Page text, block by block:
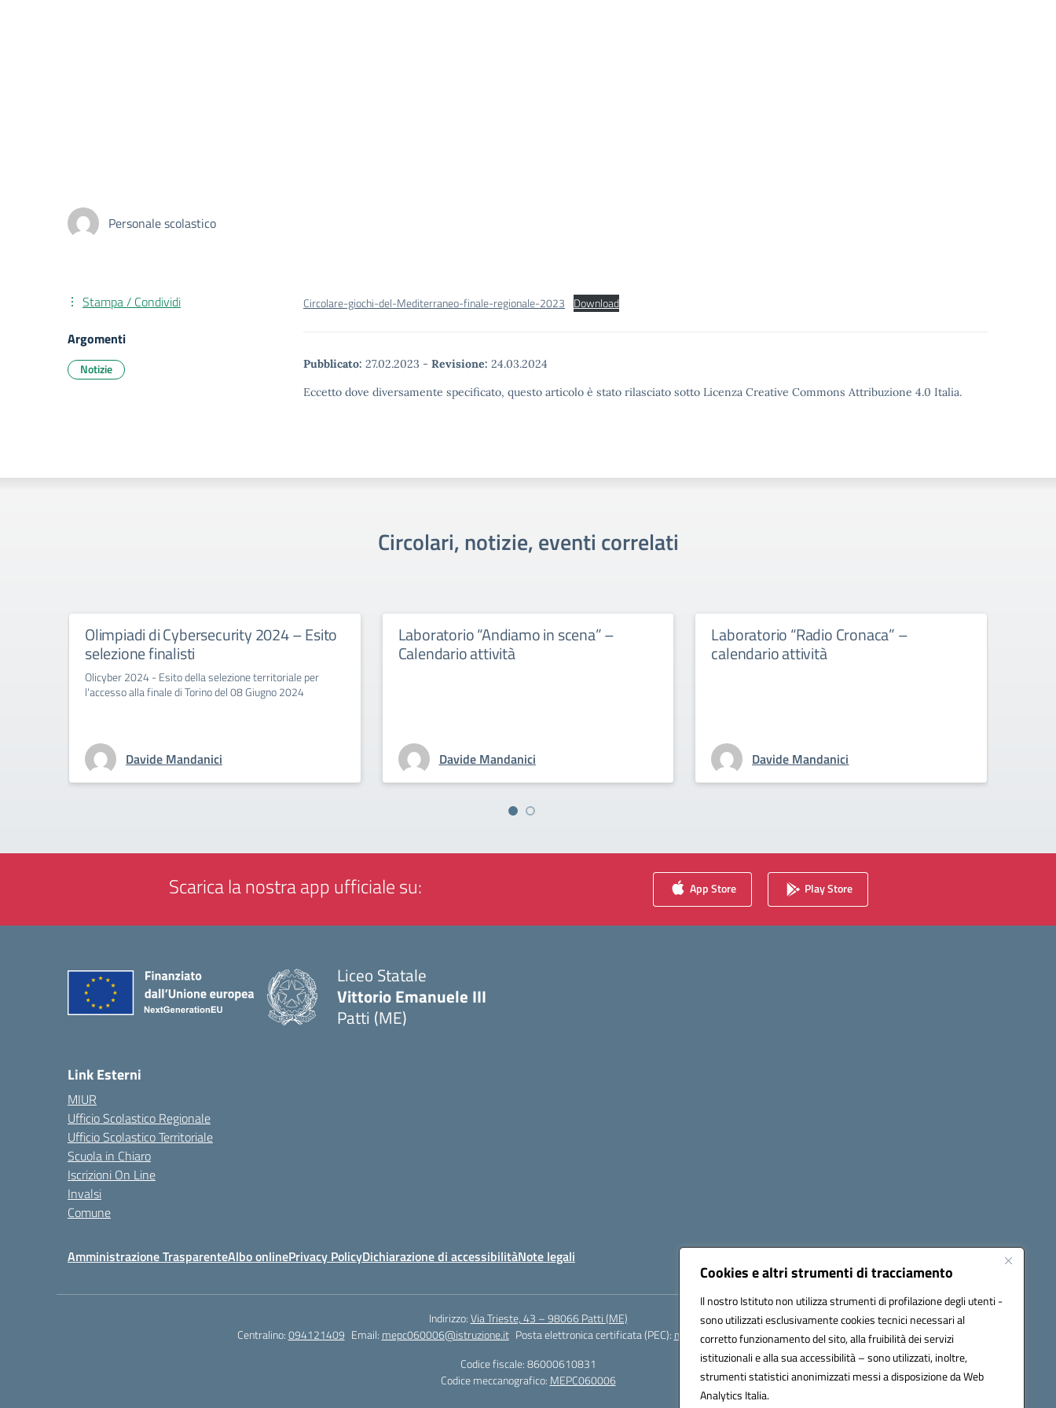
Cookies e altri strumenti di tracciamento
Il nostro Istituto non utilizza strumenti di profilazione degli utenti -
sono utilizzati esclusivamente cookies tecnici necessari al
corretto funzionamento del sito, alla fruibilità dei servizi
istituzionali e alla sua accessibilità – sono utilizzati, inoltre,
strumenti statistici anonimizzati messi a disposizione da Web
Analytics Italia.
Personale scolastico
Circolare-giochi-del-Mediterraneo-finale-regionale-2023 Download
Pubblicato: 27.02.2023 - Revisione: 24.03.2024
Eccetto dove diversamente specificato, questo articolo è stato rilasciato sotto Licenza Creative Commons Attribuzione 4.0 Italia.
Stampa / Condividi
Argomenti
Notizie
Circolari, notizie, eventi correlati
Olimpiadi di Cybersecurity 2024 – Esito
selezione finalisti
Olicyber 2024 - Esito della selezione territoriale per
l'accesso alla finale di Torino del 08 Giugno 2024
Davide Mandanici
Laboratorio “Andiamo in scena” –
Calendario attività
Davide Mandanici
Laboratorio “Radio Cronaca” –
calendario attività
Davide Mandanici
Scarica la nostra app ufficiale su: App Store Play Store
Liceo Statale
Vittorio Emanuele III
Patti (ME)
Link Esterni
MIUR
Ufficio Scolastico Regionale
Ufficio Scolastico Territoriale
Scuola in Chiaro
Iscrizioni On Line
Invalsi
Comune
Amministrazione TrasparenteAlbo onlinePrivacy PolicyDichiarazione di accessibilitàNote legali Seguici su:
Indirizzo:Via Trieste, 43 – 98066 Patti (ME)
Centralino:094121409 Email: mepc060006@istruzione.it Posta elettronica certificata (PEC): mepc060006@pec.istruzione.it
Codice fiscale: 86000610831
Codice meccanografico: MEPC060006